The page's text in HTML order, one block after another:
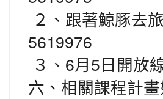
２、跟著鯨豚去
5619976
３、6月5日開放
六、相關課程計畫